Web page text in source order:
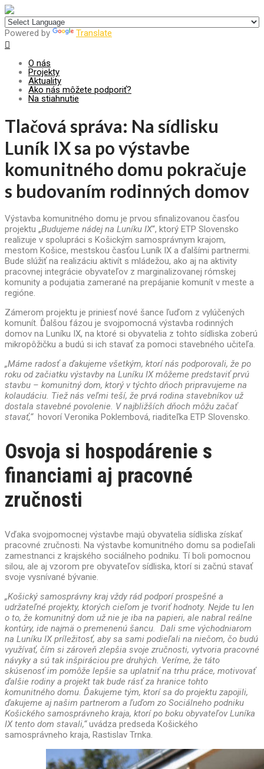
Powered by Translate
O nás
Projekty
Aktuality
Ako nás môžete podporiť?
Na stiahnutie
Tlačová správa: Na sídlisku
Luník IX sa po výstavbe
komunitného domu pokračuje
s budovaním rodinných domov
Výstavba komunitného domu je prvou sfinalizovanou časťou
projektu „Budujeme nádej na Luníku IX“, ktorý ETP Slovensko
realizuje v spolupráci s Košickým samosprávnym krajom,
mestom Košice, mestskou časťou Luník IX a ďalšími partnermi.
Bude slúžiť na realizáciu aktivít s mládežou, ako aj na aktivity
pracovnej integrácie obyvateľov z marginalizovanej rómskej
komunity a podujatia zamerané na prepájanie komunít v meste a
regióne.
Zámerom projektu je priniesť nové šance ľuďom z vylúčených
komunít. Ďalšou fázou je svojpomocná výstavba rodinných
domov na Luníku IX, na ktoré si obyvatelia z tohto sídliska zoberú
mikropôžičku a budú si ich stavať za pomoci stavebného učiteľa.
„Máme radosť a ďakujeme všetkým, ktorí nás podporovali, že po
roku od začiatku výstavby na Luníku IX môžeme predstaviť prvú
stavbu – komunitný dom, ktorý v týchto dňoch pripravujeme na
kolaudáciu. Tiež nás veľmi teší, že prvá rodina stavebníkov už
dostala stavebné povolenie. V najbližších dňoch môžu začať
stavať,“ hovorí Veronika Poklembová, riaditeľka ETP Slovensko.
Osvoja si hospodárenie s
financiami aj pracovné
zručnosti
Vďaka svojpomocnej výstavbe majú obyvatelia sídliska získať
pracovné zručnosti. Na výstavbe komunitného domu sa podieľali
zamestnanci z krajského sociálneho podniku. Tí boli pomocnou
silou, ale aj vzorom pre obyvateľov sídliska, ktorí si začnú stavať
svoje vysnívané bývanie.
„Košický samosprávny kraj vždy rád podporí prospešné a
udržateľné projekty, ktorých cieľom je tvoriť hodnoty. Nejde tu len
o to, že komunitný dom už nie je iba na papieri, ale nabral reálne
kontúry, ide najmä o premenenú šancu. Dali sme východniarom
na Luníku IX príležitosť, aby sa sami podieľali na niečom, čo budú
využívať, čím si zároveň zlepšia svoje zručnosti, vytvoria pracovné
návyky a sú tak inšpiráciou pre druhých. Veríme, že táto
skúsenosť im pomôže lepšie sa uplatniť na trhu práce, motivovať
ďalšie rodiny a projekt tak bude rásť za hranice tohto
komunitného domu. Ďakujeme tým, ktorí sa do projektu zapojili,
ďakujeme aj našim partnerom a ľuďom zo Sociálneho podniku
Košického samosprávneho kraja, ktorí po boku obyvateľov Luníka
IX tento dom stavali,“uvádza predseda Košického
samosprávneho kraja, Rastislav Trnka.